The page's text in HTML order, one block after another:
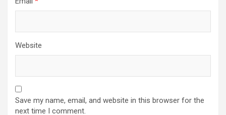
Website
Save my name, email, and website in this browser for the
next time I comment.